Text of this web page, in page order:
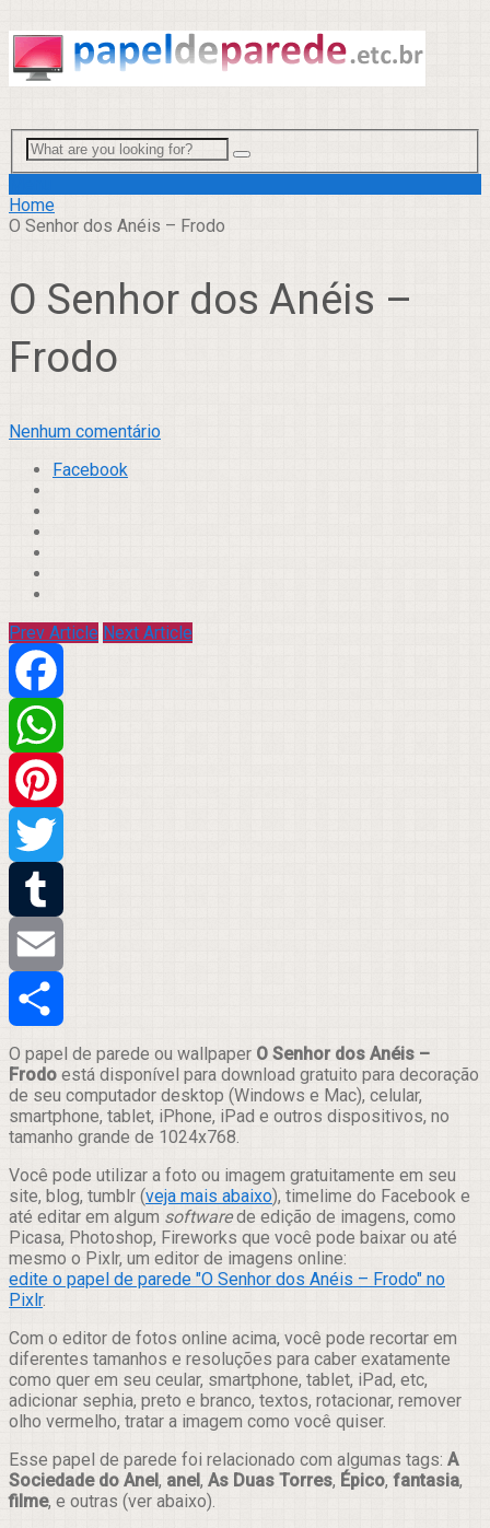
Home
O Senhor dos Anéis – Frodo
O Senhor dos Anéis –
Frodo
Nenhum comentário
Facebook
Prev Article Next Article
Facebook
WhatsApp
Pinterest
Twitter
Tumblr
Email
Compartilhar
O papel de parede ou wallpaper O Senhor dos Anéis –
Frodo está disponível para download gratuito para decoração
de seu computador desktop (Windows e Mac), celular,
smartphone, tablet, iPhone, iPad e outros dispositivos, no
tamanho grande de 1024x768.
Você pode utilizar a foto ou imagem gratuitamente em seu
site, blog, tumblr (veja mais abaixo), timelime do Facebook e
até editar em algum softwarede edição de imagens, como
Picasa, Photoshop, Fireworks que você pode baixar ou até
mesmo o Pixlr, um editor de imagens online:
edite o papel de parede "O Senhor dos Anéis – Frodo" no
Pixlr.
Com o editor de fotos online acima, você pode recortar em
diferentes tamanhos e resoluções para caber exatamente
como quer em seu ceular, smartphone, tablet, iPad, etc,
adicionar sephia, preto e branco, textos, rotacionar, remover
olho vermelho, tratar a imagem como você quiser.
Esse papel de parede foi relacionado com algumas tags: A
Sociedade do Anel, anel, As Duas Torres, Épico, fantasia,
filme, e outras (ver abaixo).